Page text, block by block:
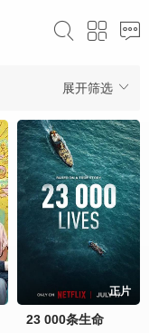
展开筛选
正片
23 000条生命